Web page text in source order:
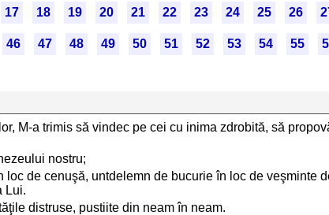
17 18 19 20 21 22 23 24 25 26
46 47 48 49 50 51 52 53 54 55
M-a trimis să vindec pe cei cu inima zdrobită, să
nostru;
de cenuşă, untdelemn de bucurie în loc de veşminte
Lui.
distruse, pustiite din neam în neam.